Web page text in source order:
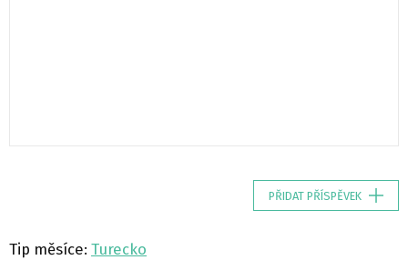
PŘIDAT PŘÍSPĚVEK
Tip měsíce: Turecko